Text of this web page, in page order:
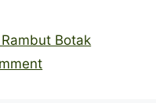
Botak